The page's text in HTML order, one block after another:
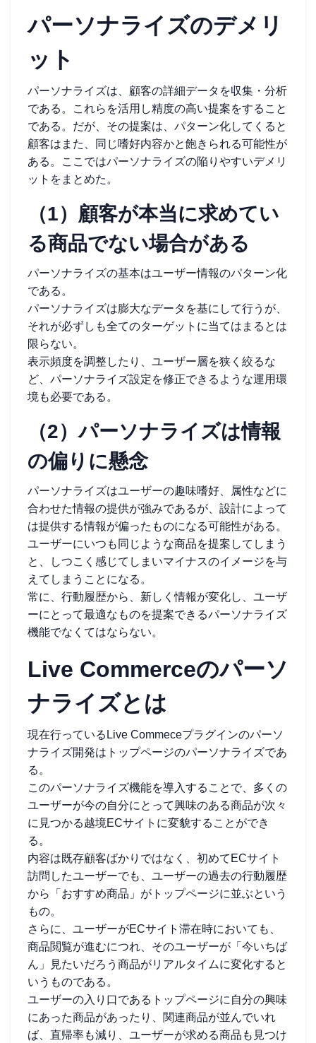
パーソナライズのデメリ
ット
パーソナライズは、顧客の詳細データを収集・分析
である。これらを活用し精度の高い提案をすること
である。だが、その提案は、パターン化してくると
顧客はまた、同じ嗜好内容かと飽きられる可能性が
ある。ここではパーソナライズの陥りやすいデメリ
ットをまとめた。
（1）顧客が本当に求めてい
る商品でない場合がある
パーソナライズの基本はユーザー情報のパターン化
である。
パーソナライズは膨大なデータを基にして行うが、
それが必ずしも全てのターゲットに当てはまるとは
限らない。
表示頻度を調整したり、ユーザー層を狭く絞るな
ど、パーソナライズ設定を修正できるような運用環
境も必要である。
（2）パーソナライズは情報
の偏りに懸念
パーソナライズはユーザーの趣味嗜好、属性などに
合わせた情報の提供が強みであるが、設計によって
は提供する情報が偏ったものになる可能性がある。
ユーザーにいつも同じような商品を提案してしまう
と、しつこく感じてしまいマイナスのイメージを与
えてしまうことになる。
常に、行動履歴から、新しく情報が変化し、ユーザ
ーにとって最適なものを提案できるパーソナライズ
機能でなくてはならない。
Live Commerceのパーソ
ナライズとは
現在行っているLive Commeceプラグインのパーソ
ナライズ開発はトップページのパーソナライズであ
る。
このパーソナライズ機能を導入することで、多くの
ユーザーが今の自分にとって興味のある商品が次々
に見つかる越境ECサイトに変貌することができ
る。
内容は既存顧客ばかりではなく、初めてECサイト
訪問したユーザーでも、ユーザーの過去の行動履歴
から「おすすめ商品」がトップページに並ぶという
もの。
さらに、ユーザーがECサイト滞在時においても、
商品閲覧が進むにつれ、そのユーザーが「今いちば
ん」見たいだろう商品がリアルタイムに変化すると
いうものである。
ユーザーの入り口であるトップページに自分の興味
にあった商品があったり、関連商品が並んでいれ
ば、直帰率も減り、ユーザーが求める商品も見つけ